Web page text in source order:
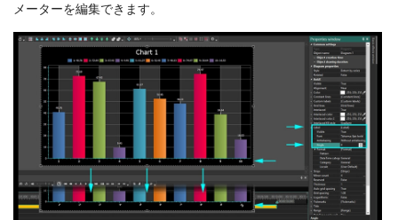
メーターを編集できます。